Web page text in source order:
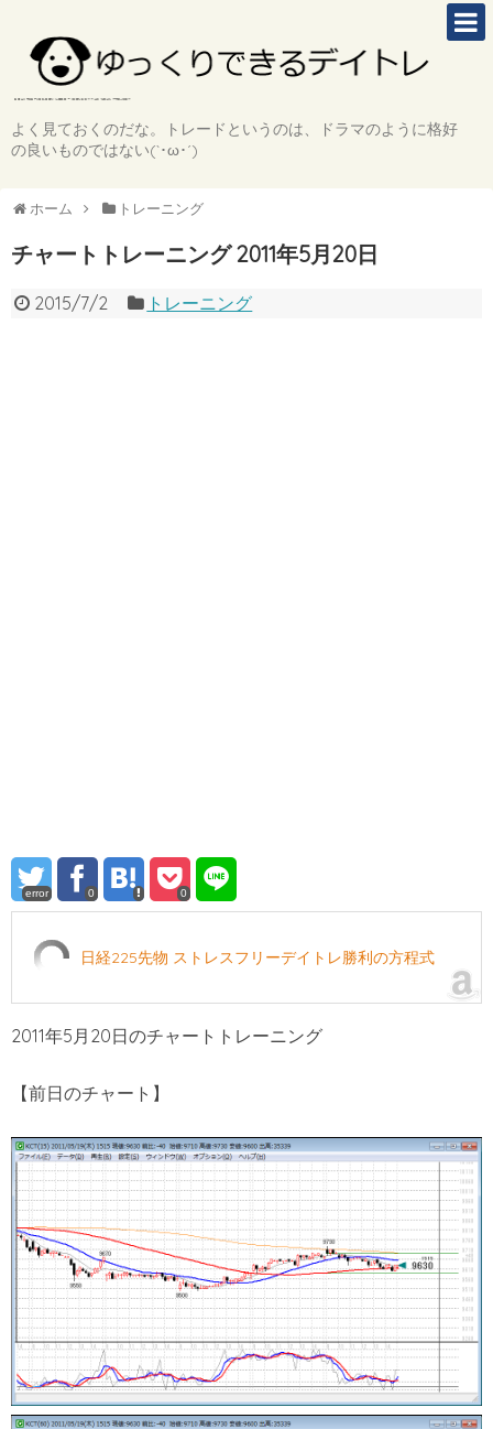
よく見ておくのだな。トレードというのは、ドラマのように格好
の良いものではない(`･ω･´)
ホーム トレーニング
チャートトレーニング 2011年5月20日
2015/7/2 トレーニング
error 0 0
日経225先物 ストレスフリーデイトレ勝利の方程式
2011年5月20日のチャートトレーニング
【前日のチャート】